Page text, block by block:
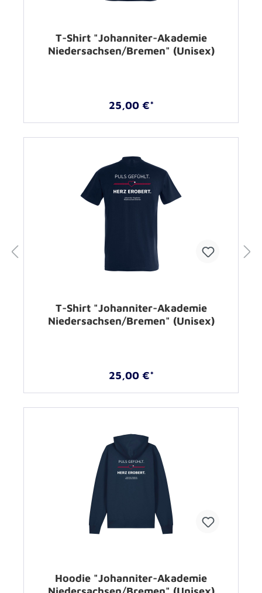
T-Shirt "Johanniter-Akademie
Niedersachsen/Bremen" (Unisex)
25,00 €*
T-Shirt "Johanniter-Akademie
Niedersachsen/Bremen" (Unisex)
25,00 €*
Hoodie "Johanniter-Akademie